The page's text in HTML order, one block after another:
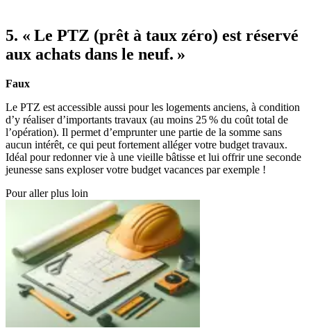
5. « Le PTZ (prêt à taux zéro) est réservé
aux achats dans le neuf. »
Faux
Le PTZ est accessible aussi pour les logements anciens, à condition
d’y réaliser d’importants travaux (au moins 25 % du coût total de
l’opération). Il permet d’emprunter une partie de la somme sans
aucun intérêt, ce qui peut fortement alléger votre budget travaux.
Idéal pour redonner vie à une vieille bâtisse et lui offrir une seconde
jeunesse sans exploser votre budget vacances par exemple !
Pour aller plus loin